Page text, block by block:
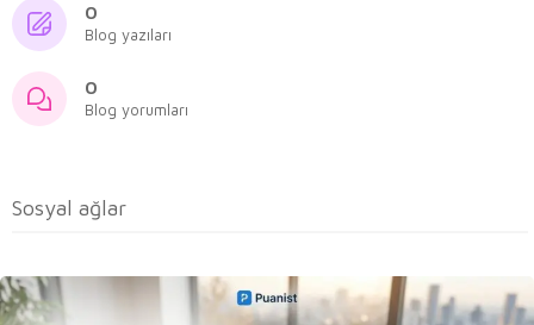
0
Blog yazıları
0
Blog yorumları
Sosyal ağlar